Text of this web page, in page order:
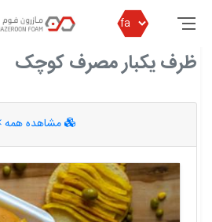
مازرون فوم ظرف یکبار مصرف کوچک
ظرف یکبار مصرف کوچک
مشاهده همه